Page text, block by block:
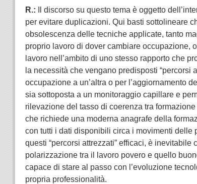
R.:
Il discorso su questo tema è oggetto
per evitare duplicazioni. Qui basti sottolineare
obsolescenza delle tecniche applicate, tanto
proprio lavoro di dover cambiare occupazione,
lavoro nell’ambito di uno stesso rapporto che
la necessità che vengano predisposti “percorsi
occupazione a un’altra o per l’aggiornamento
sia sottoposta a un monitoraggio capillare e
rilevazione del tasso di coerenza tra
che richiede una moderna anagrafe della
con tutti i dati disponibili circa i movimenti delle
questi “percorsi attrezzati” efficaci, è inevitabile
polarizzazione tra il lavoro povero e quello
capace di stare al passo con l’evoluzione
propria professionalità.